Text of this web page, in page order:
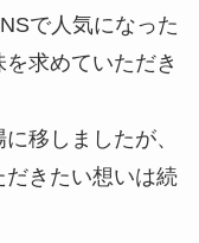
で人気になった
求めていただき
移しましたが、
きたい想いは続